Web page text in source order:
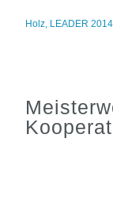
Holz, LEADER